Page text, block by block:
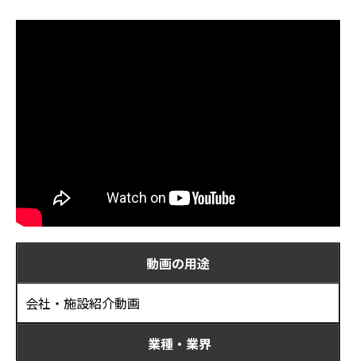
動画の用途
会社・施設紹介動画
業種・業界